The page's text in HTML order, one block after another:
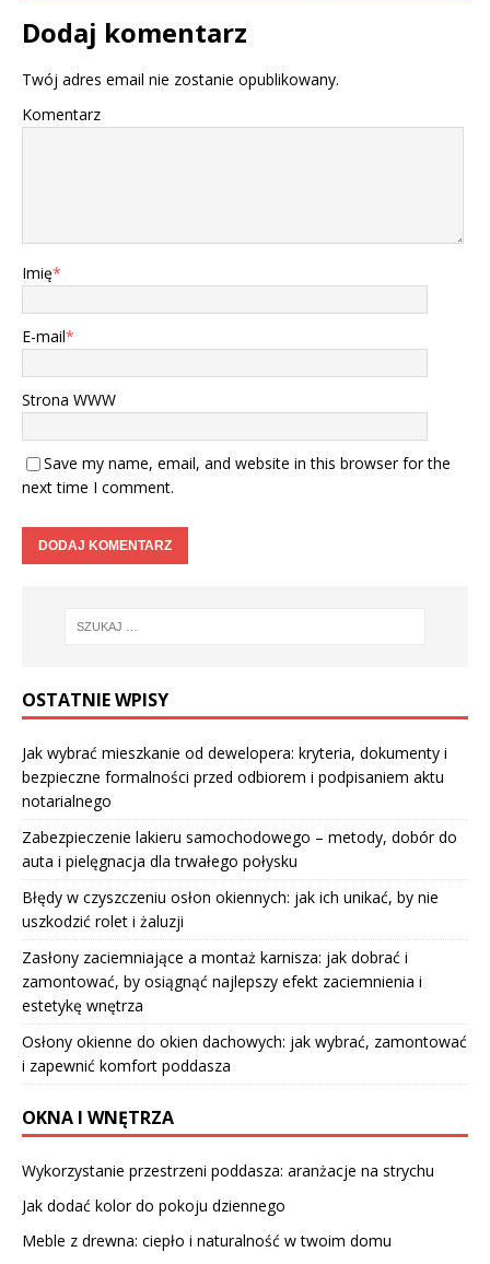
Dodaj komentarz
Twój adres email nie zostanie opublikowany.
Komentarz
Imię*
E-mail*
Strona WWW
Save my name, email, and website in this browser for the
next time I comment.
OSTATNIE WPISY
Jak wybrać mieszkanie od dewelopera: kryteria, dokumenty i
bezpieczne formalności przed odbiorem i podpisaniem aktu
notarialnego
Zabezpieczenie lakieru samochodowego – metody, dobór do
auta i pielęgnacja dla trwałego połysku
Błędy w czyszczeniu osłon okiennych: jak ich unikać, by nie
uszkodzić rolet i żaluzji
Zasłony zaciemniające a montaż karnisza: jak dobrać i
zamontować, by osiągnąć najlepszy efekt zaciemnienia i
estetykę wnętrza
Osłony okienne do okien dachowych: jak wybrać, zamontować
i zapewnić komfort poddasza
OKNA I WNĘTRZA
Wykorzystanie przestrzeni poddasza: aranżacje na strychu
Jak dodać kolor do pokoju dziennego
Meble z drewna: ciepło i naturalność w twoim domu